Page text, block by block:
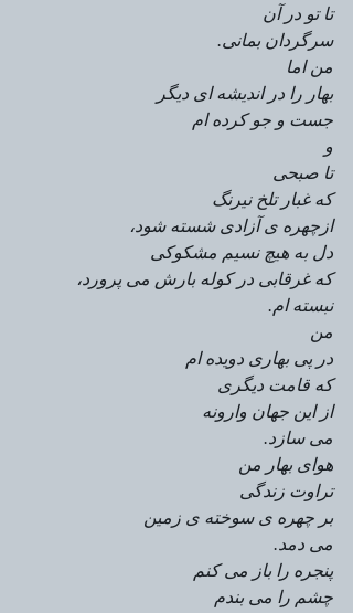
تا تو در آن
سرگردان بمانی.
من اما
بهار را در اندیشه ای دیگر
جست و جو کرده ام
و
تا صبحی
که غبار تلخ نیرنگ
ازچهره ی آزادی شسته شود،
دل به هیچ نسیم مشکوکی
که غرقابی در کوله بارش می پرورد،
نبسته ام.
من
در پی بهاری دویده ام
که قامت دیگری
از این جهان وارونه
می سازد.
هوای بهار من
تراوت زندگی
بر چهره ی سوخته ی زمین
می دمد.
پنجره را باز می کنم
چشم را می بندم